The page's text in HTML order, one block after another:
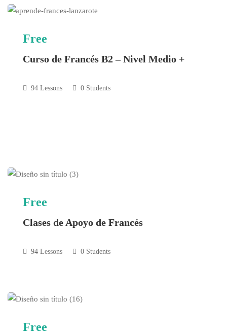
Free
Curso de Francés B2 – Nivel Medio +
94 Lessons 0 Students
Free
Clases de Apoyo de Francés
94 Lessons 0 Students
Free